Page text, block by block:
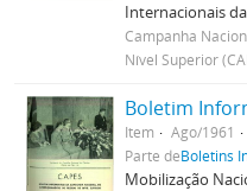
Internacionais
Campanha
Nível Superior
Boletim
Item
Ago/1961
Parte deBoletins
Mobilização